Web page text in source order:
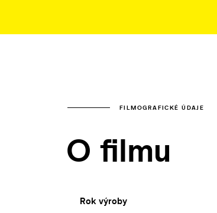
FILMOGRAFICKÉ ÚDAJE
O filmu
Rok výroby